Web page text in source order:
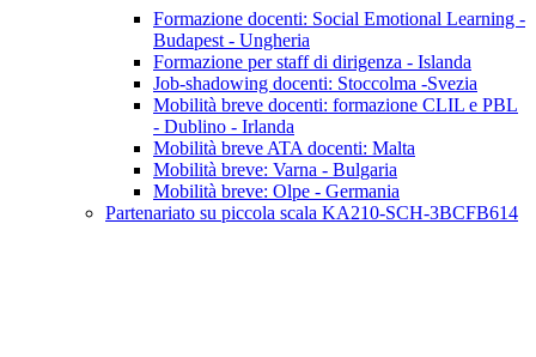
Formazione docenti: Social Emotional Learning -
Budapest - Ungheria
Formazione per staff di dirigenza - Islanda
Job-shadowing docenti: Stoccolma -Svezia
Mobilità breve docenti: formazione CLIL e PBL
- Dublino - Irlanda
Mobilità breve ATA docenti: Malta
Mobilità breve: Varna - Bulgaria
Mobilità breve: Olpe - Germania
Partenariato su piccola scala KA210-SCH-3BCFB614